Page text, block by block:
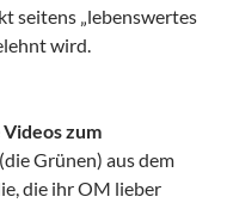
seitens „lebenswertes
wird.
Videos zum
(die Grünen) aus dem
die ihr OM lieber